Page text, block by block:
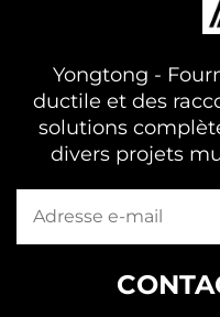
Yongtong -
ductile et des
solutions
divers projets